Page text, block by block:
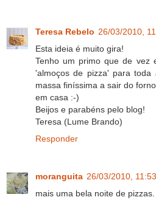
Teresa Rebelo 26/03/2010,
Esta ideia é muito gira!
Tenho um primo que de vez
'almoços de pizza' para
massa finíssima a sair do
em casa :-)
Beijos e parabéns pelo blog!
Teresa (Lume Brando)
Responder
moranguita 26/03/2010,
mais uma bela noite de pizzas.